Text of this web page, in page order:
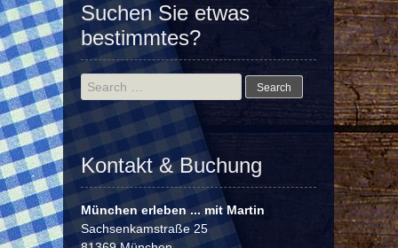
Suchen Sie etwas
bestimmtes?
Search
for:
Kontakt & Buchung
München erleben ... mit Martin
Sachsenkamstraße 25